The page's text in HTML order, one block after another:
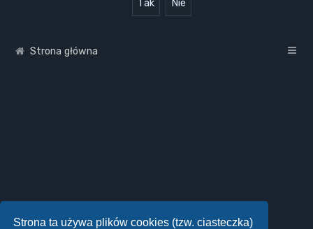
Strona ta używa plików cookies (tzw. ciasteczka)
Strona główna